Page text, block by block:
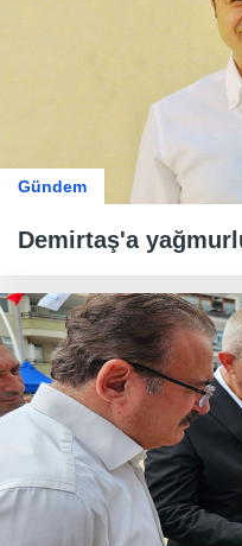
Gündem
Demirtaş'a